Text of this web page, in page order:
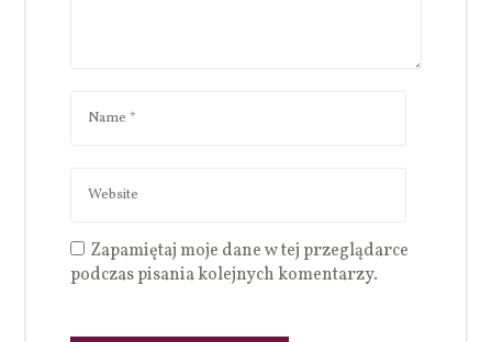
Zapamiętaj moje dane w tej przeglądarce
podczas pisania kolejnych komentarzy.